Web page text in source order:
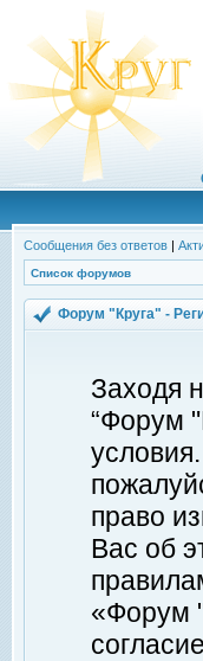
Сообщения без ответов |
Список форумов
Форум "Круга" -
Заходя
“Форум
право
Вас об
«Форум